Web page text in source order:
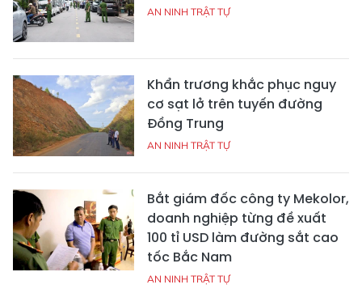
AN NINH TRẬT TỰ
Khẩn trương khắc phục nguy
cơ sạt lở trên tuyến đường
Đồng Trung
AN NINH TRẬT TỰ
Bắt giám đốc công ty Mekolor,
doanh nghiệp từng đề xuất
100 tỉ USD làm đường sắt cao
tốc Bắc Nam
AN NINH TRẬT TỰ